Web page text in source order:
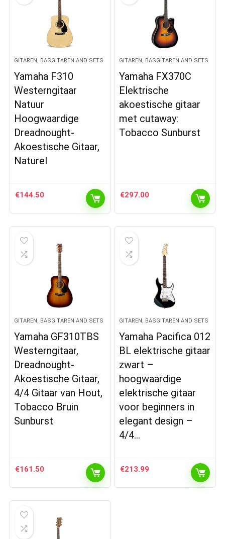
GITAREN, BASGITAREN AND SETS
Yamaha F310
Westerngitaar
Natuur
Hoogwaardige
Dreadnought-
Akoestische Gitaar,
Naturel
€144.50
GITAREN, BASGITAREN AND SETS
Yamaha FX370C
Elektrische
akoestische gitaar
met cutaway:
Tobacco Sunburst
€297.00
GITAREN, BASGITAREN AND SETS
Yamaha GF310TBS
Westerngitaar,
Dreadnought-
Akoestische Gitaar,
4/4 Gitaar van Hout,
Tobacco Bruin
Sunburst
€161.50
GITAREN, BASGITAREN AND SETS
Yamaha Pacifica 012
BL elektrische gitaar
zwart –
hoogwaardige
elektrische gitaar
voor beginners in
elegant design –
4/4…
€213.99